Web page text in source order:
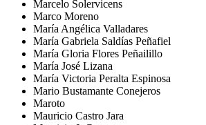
Marcelo Solervicens
Marco Moreno
María Angélica Valladares
María Gabriela Saldías Peñafiel
María Gloria Flores Peñailillo
María José Lizana
María Victoria Peralta Espinosa
Mario Bustamante Conejeros
Maroto
Mauricio Castro Jara